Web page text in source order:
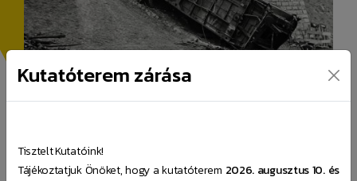
megelőzhette volna Biatorbágyot –
Matuska Szilveszter Mezőtúron
Kutatóterem zárása
Tisztelt Kutatóink!
Tájékoztatjuk Önöket, hogy a kutatóterem 2026. augusztus 10. és